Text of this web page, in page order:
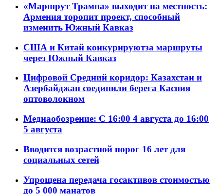
«Маршрут Трампа» выходит на местность:
Армения торопит проект, способный
изменить Южный Кавказ
США и Китай конкурируютза маршруты
через Южный Кавказ
Цифровой Средний коридор: Казахстан и
Азербайджан соединили берега Каспия
оптоволокном
Медиаобозрение: С 16:00 4 августа до 16:00
5 августа
Вводится возрастной порог 16 лет для
социальных сетей
Упрощена передача госактивов стоимостью
до 5 000 манатов